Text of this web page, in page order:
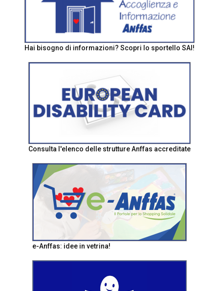
Hai bisogno di informazioni? Scopri lo sportello SAI!
Consulta l'elenco delle strutture Anffas accreditate
e-Anffas: idee in vetrina!